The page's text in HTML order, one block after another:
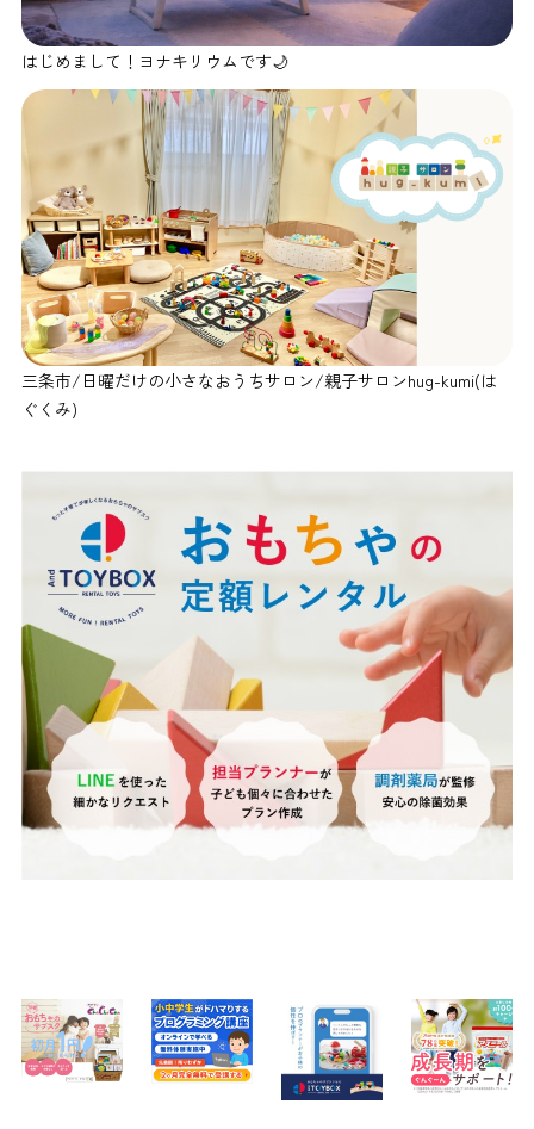
はじめまして！ヨナキリウムです🌙
三条市/日曜だけの小さなおうちサロン/親子サロンhug-kumi(は
ぐくみ)